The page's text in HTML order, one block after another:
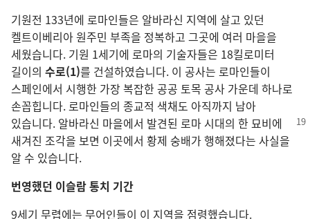
기원전 133년에 로마인들은 알바라신 지역에 살고 있던
켈트이베리아 원주민 부족을 정복하고 그곳에 여러 마을을
세웠습니다. 기원 1세기에 로마의 기술자들은 18킬로미터
길이의 수로(1)를 건설하였습니다. 이 공사는 로마인들이
스페인에서 시행한 가장 복잡한 공공 토목 공사 가운데 하나로
손꼽힙니다. 로마인들의 종교적 색채도 아직까지 남아
있습니다. 알바라신 마을에서 발견된 로마 시대의 한 묘비에
새겨진 조각을 보면 이곳에서 황제 숭배가 행해졌다는 사실을
알 수 있습니다.
번영했던 이슬람 통치 기간
9세기 무렵에는 무어인들이 이 지역을 점령했습니다.